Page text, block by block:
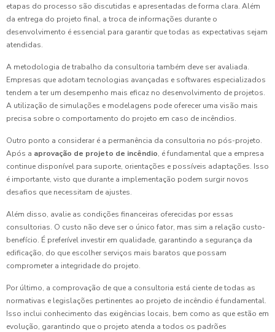
etapas do processo são discutidas e apresentadas de forma clara. Além
da entrega do projeto final, a troca de informações durante o
desenvolvimento é essencial para garantir que todas as expectativas sejam
atendidas.
A metodologia de trabalho da consultoria também deve ser avaliada.
Empresas que adotam tecnologias avançadas e softwares especializados
tendem a ter um desempenho mais eficaz no desenvolvimento de projetos.
A utilização de simulações e modelagens pode oferecer uma visão mais
precisa sobre o comportamento do projeto em caso de incêndios.
Outro ponto a considerar é a permanência da consultoria no pós-projeto.
Após a aprovação de projeto de incêndio, é fundamental que a empresa
continue disponível para suporte, orientações e possíveis adaptações. Isso
é importante, visto que durante a implementação podem surgir novos
desafios que necessitam de ajustes.
Além disso, avalie as condições financeiras oferecidas por essas
consultorias. O custo não deve ser o único fator, mas sim a relação custo-
benefício. É preferível investir em qualidade, garantindo a segurança da
edificação, do que escolher serviços mais baratos que possam
comprometer a integridade do projeto.
Por último, a comprovação de que a consultoria está ciente de todas as
normativas e legislações pertinentes ao projeto de incêndio é fundamental.
Isso inclui conhecimento das exigências locais, bem como as que estão em
evolução, garantindo que o projeto atenda a todos os padrões